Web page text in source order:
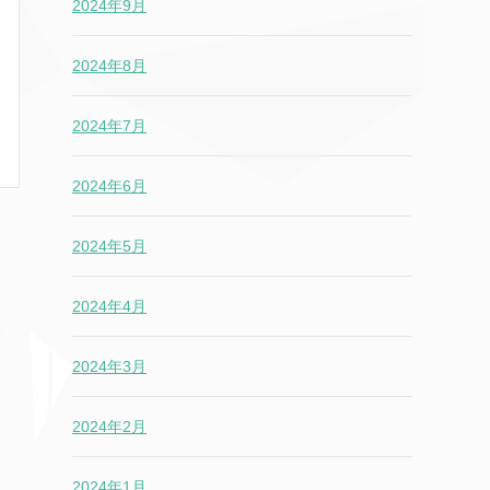
2024年9月
2024年8月
2024年7月
2024年6月
2024年5月
2024年4月
2024年3月
2024年2月
2024年1月